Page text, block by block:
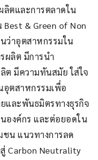
ลิตและการตลาดใน
& Green of Non
ว่าอุตสาหกรรมใน
ผลิต มีการนำ
ต มีความทันสมัย ใส่ใจ
ตสาหกรรมเพื่อ
และพันธมิตรทางธุรกิจ
องค์กร และต่อยอดใน
ชน แนวทางการลด
Carbon Neutrality